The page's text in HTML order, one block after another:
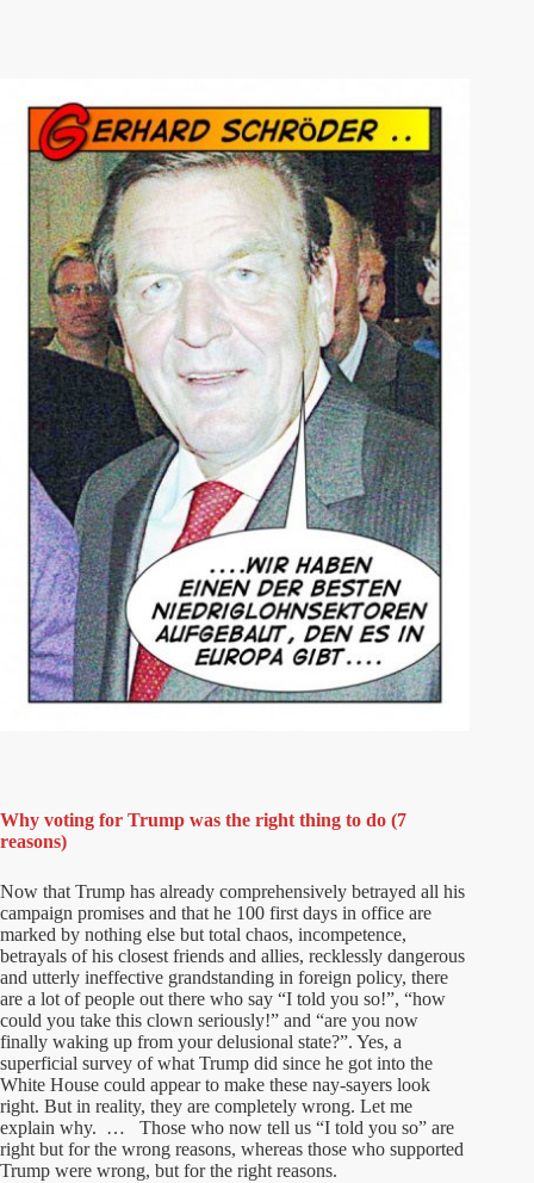
Why voting for Trump was the right thing to do (7
reasons)
Now that Trump has already comprehensively betrayed all his
campaign promises and that he 100 first days in office are
marked by nothing else but total chaos, incompetence,
betrayals of his closest friends and allies, recklessly dangerous
and utterly ineffective grandstanding in foreign policy, there
are a lot of people out there who say “I told you so!”, “how
could you take this clown seriously!” and “are you now
finally waking up from your delusional state?”. Yes, a
superficial survey of what Trump did since he got into the
White House could appear to make these nay-sayers look
right. But in reality, they are completely wrong. Let me
explain why. … Those who now tell us “I told you so” are
right but for the wrong reasons, whereas those who supported
Trump were wrong, but for the right reasons.